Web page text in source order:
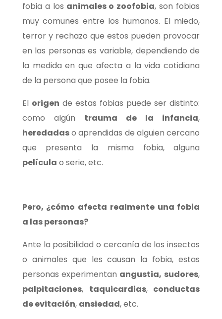
fobia a los animales o zoofobia, son fobias
muy comunes entre los humanos. El miedo,
terror y rechazo que estos pueden provocar
en las personas es variable, dependiendo de
la medida en que afecta a la vida cotidiana
de la persona que posee la fobia.
El origen de estas fobias puede ser distinto:
como algún trauma de la infancia,
heredadaso aprendidas de alguien cercano
que presenta la misma fobia, alguna
película o serie, etc.
Pero, ¿cómo afecta realmente una fobia
a las personas?
Ante la posibilidad o cercanía de los insectos
o animales que les causan la fobia, estas
personas experimentan angustia, sudores,
palpitaciones, taquicardias, conductas
de evitación, ansiedad, etc.